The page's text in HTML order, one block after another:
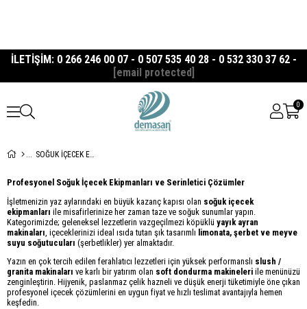
İLETİŞİM: 0 266 246 00 07 - 0 507 535 40 28 - 0 532 330 37 62 -
[email protected]
0
SOĞUK İÇECEK EKİPMANLARI
Profesyonel Soğuk İçecek Ekipmanları ve Serinletici Çözümler
İşletmenizin yaz aylarındaki en büyük kazanç kapısı olan soğuk içecek
ekipmanları ile misafirlerinize her zaman taze ve soğuk sunumlar yapın.
Kategorimizde; geleneksel lezzetlerin vazgeçilmezi köpüklü yayık ayran
makinaları , içeceklerinizi ideal ısıda tutan şık tasarımlı limonata, şerbet ve meyve
suyu soğutucuları (şerbetlikler) yer almaktadır.
Yazın en çok tercih edilen ferahlatıcı lezzetleri için yüksek performanslı slush /
granita makinaları ve karlı bir yatırım olan soft dondurma makineleri ile menünüzü
zenginleştirin. Hijyenik, paslanmaz çelik hazneli ve düşük enerji tüketimiyle öne çıkan
profesyonel içecek çözümlerini en uygun fiyat ve hızlı teslimat avantajıyla hemen
keşfedin.